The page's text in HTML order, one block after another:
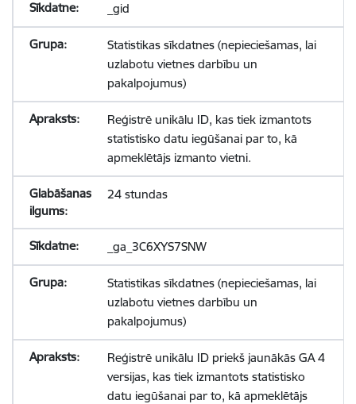
_gid
Statistikas sīkdatnes (nepieciešamas, lai
uzlabotu vietnes darbību un
pakalpojumus)
Reģistrē unikālu ID, kas tiek izmantots
statistisko datu iegūšanai par to, kā
apmeklētājs izmanto vietni.
24 stundas
_ga_3C6XYS7SNW
Statistikas sīkdatnes (nepieciešamas, lai
uzlabotu vietnes darbību un
pakalpojumus)
Reģistrē unikālu ID priekš jaunākās GA 4
versijas, kas tiek izmantots statistisko
datu iegūšanai par to, kā apmeklētājs